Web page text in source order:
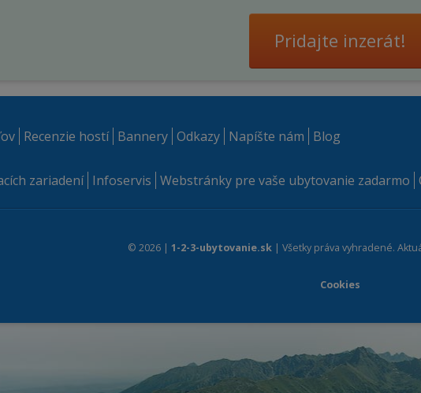
Pridajte inzerát!
Recenzie hostí Bannery Odkazy Napíšte nám Blog
zariadení Infoservis Webstránky pre vaše ubytovanie zadarmo
© 2026 | 1-2-3-ubytovanie.sk| Všetky práva vyhradené.
Cookies